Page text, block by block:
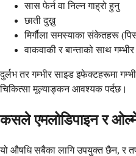
सास फेर्न वा निल्न गाह्रो हुनु
छाती दुख्नु
मिर्गौला समस्याका संकेतहरू
वाकवाकी र बान्ताको साथ
दुर्लभ तर गम्भीर साइड इफेक्टहरूमा
चिकित्सा मूल्याङ्कन आवश्यक पर्दछ।
कसले एमलोडिपाइन र
यो औषधि सबैका लागि उपयुक्त छैन, र